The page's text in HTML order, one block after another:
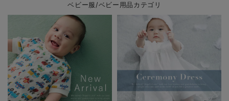
ベビー服/ベビー用品カテゴリ